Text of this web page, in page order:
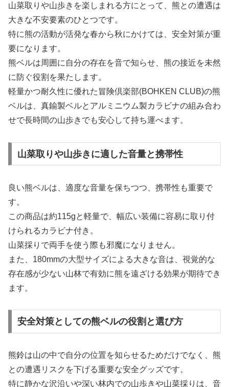
山菜取りや山歩きを楽しまれる方にとって、熊との遭遇は
大きな不安要素のひとつです。
特に熊の活動が活発な春から秋にかけては、安全対策が重
要になります。
熊ベルは周囲に自分の存在を音で知らせ、熊の接近を未然
に防ぐ役割を果たします。
軽量かつ耐久性に優れた冒険倶楽部(BOHKEN CLUB)の熊
ベルは、真鍮製ベルとアルミニウム製カラビナの組み合わ
せで長時間の山歩きでも安心して持ち運べます。
山菜取りや山歩きに適した音量と携帯性
良い熊ベルは、適度な音量を保ちつつ、携帯性も重要で
す。
この商品は約115gと軽量で、幅広い装備に容易に取り付
けられるカラビナ付き。
山菜採りで両手を使う際も邪魔になりません。
また、180mmの大型サイズによる大きな音は、視覚的な
存在感が少ない山林で有効に熊を遠ざける効果が期待でき
ます。
安全対策としての熊ベルの役割と選び方
熊鈴は山の中で自分の位置を知らせるためだけでなく、熊
との遭遇リスクを下げる重要な安全グッズです。
特に静かな沢沿いや深い林内での山歩きや山菜採りは、音